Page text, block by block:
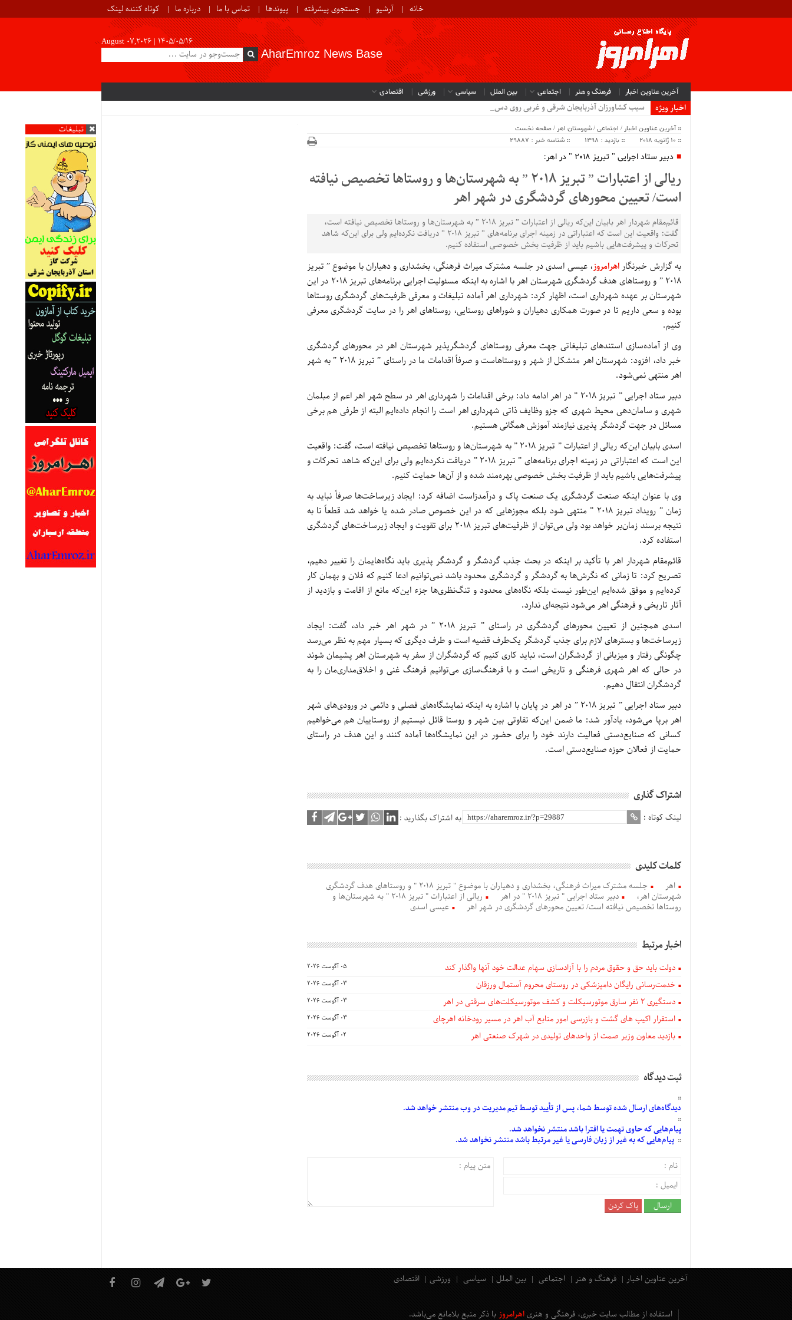
خانه آرشیو جستجوی پیشرفته پیوندها تماس با ما درباره ما کوتاه کننده لینک
August 07,2026 | ۱۴۰۵/۰۵/۱۶
AharEmroz News Base
آخرین عناوین اخبار فرهنگ و هنر اجتماعی بین الملل سیاسی ورزشی اقتصادی
اخبار ویژه
سیب کشاورزان آذربایجان شرقی و غربی روی دست کشاورز_
تبلیغات
آخرین عناوین اخبار / اجتماعی/شهرستان اهر /صفحه نخست
10 ژانویه 2018
بازدید : 1398 شناسه خبر : 29887
دبیر ستاد اجرایی " تبریز 2018 " در اهر:
ریالی از اعتبارات ” تبریز 2018 ” به شهرستان‌ها و روستاها تخصیص نیافته
است/ تعیین محورهای گردشگری در شهر اهر
قائم‌مقام شهردار اهر بابیان این‌که ریالی از اعتبارات ” تبریز 2018 ” به شهرستان‌ها و روستاها تخصیص نیافته است،
گفت: واقعیت این است که اعتباراتی در زمینه اجرای برنامه‌های ” تبریز 2018 ” دریافت نکرده‌ایم ولی برای این‌که شاهد
تحرکات و پیشرفت‌هایی باشیم باید از ظرفیت بخش خصوصی استفاده کنیم.
به گزارش خبرنگار اهرامروز، عیسی اسدی در جلسه مشترک میراث فرهنگی، بخشداری و دهیاران با موضوع ” تبریز
2018 ” و روستاهای هدف گردشگری شهرستان اهر با اشاره به اینکه مسئولیت اجرایی برنامه‌های تبریز 2018 در این
شهرستان بر عهده شهرداری است، اظهار کرد: شهرداری اهر آماده تبلیغات و معرفی ظرفیت‌های گردشگری روستاها
بوده و سعی داریم تا در صورت همکاری دهیاران و شوراهای روستایی، روستاهای اهر را در سایت گردشگری معرفی
کنیم.
وی از آماده‌سازی استندهای تبلیغاتی جهت معرفی روستاهای گردشگرپذیر شهرستان اهر در محورهای گردشگری
خبر داد، افزود: شهرستان اهر متشکل از شهر و روستاهاست و صرفاً اقدامات ما در راستای ” تبریز 2018 ” به شهر
اهر منتهی نمی‌شود.
دبیر ستاد اجرایی ” تبریز 2018 ” در اهر ادامه داد: برخی اقدامات را شهرداری اهر در سطح شهر اهر اعم از مبلمان
شهری و سامان‌دهی محیط شهری که جزو وظایف ذاتی شهرداری اهر است را انجام داده‌ایم البته از طرفی هم برخی
مسائل در جهت گردشگر پذیری نیازمند آموزش همگانی هستیم.
اسدی بابیان این‌که ریالی از اعتبارات ” تبریز 2018 ” به شهرستان‌ها و روستاها تخصیص نیافته است، گفت: واقعیت
این است که اعتباراتی در زمینه اجرای برنامه‌های ” تبریز 2018 ” دریافت نکرده‌ایم ولی برای این‌که شاهد تحرکات و
پیشرفت‌هایی باشیم باید از ظرفیت بخش خصوصی بهره‌مند شده و از آن‌ها حمایت کنیم.
وی با عنوان اینکه صنعت گردشگری یک صنعت پاک و درآمدزاست اضافه کرد: ایجاد زیرساخت‌ها صرفاً نباید به
زمان ” رویداد تبریز 2018 ” منتهی شود بلکه مجوزهایی که در این خصوص صادر شده یا خواهد شد قطعاً تا به
نتیجه برسند زمان‌بر خواهد بود ولی می‌توان از ظرفیت‌های تبریز 2018 برای تقویت و ایجاد زیرساخت‌های گردشگری
استفاده کرد.
قائم‌مقام شهردار اهر با تأکید بر اینکه در بحث جذب گردشگر و گردشگر پذیری باید نگاه‌هایمان را تغییر دهیم،
تصریح کرد: تا زمانی که نگرش‌ها به گردشگر و گردشگری محدود باشد نمی‌توانیم ادعا کنیم که فلان و بهمان کار
کرده‌ایم و موفق شده‌ایم این‌طور نیست بلکه نگاه‌های محدود و تنگ‌نظری‌ها جزء این‌که مانع از اقامت و بازدید از
آثار تاریخی و فرهنگی اهر می‌شود نتیجه‌ای ندارد.
اسدی همچنین از تعیین محورهای گردشگری در راستای ” تبریز 2018 ” در شهر اهر خبر داد، گفت: ایجاد
زیرساخت‌ها و بسترهای لازم برای جذب گردشگر یک‌طرف قضیه است و طرف دیگری که بسیار مهم به نظر می‌رسد
چگونگی رفتار و میزبانی از گردشگران است، نباید کاری کنیم که گردشگران از سفر به شهرستان اهر پشیمان شوند
در حالی که اهر شهری فرهنگی و تاریخی است و با فرهنگ‌سازی می‌توانیم فرهنگ غنی و اخلاق‌مداری‌مان را به
گردشگران انتقال دهیم.
دبیر ستاد اجرایی ” تبریز 2018 ” در اهر در پایان با اشاره به اینکه نمایشگاه‌های فصلی و دائمی در ورودی‌های شهر
اهر برپا می‌شود، یادآور شد: ما ضمن این‌که تفاوتی بین شهر و روستا قائل نیستیم از روستاییان هم می‌خواهیم
کسانی که صنایع‌دستی فعالیت دارند خود را برای حضور در این نمایشگاه‌ها آماده کنند و این هدف در راستای
حمایت از فعالان حوزه صنایع‌دستی است.
اشتراک گذاری
لینک کوتاه : به اشتراک بگذارید :
کلمات کلیدی
اهر
جلسه مشترک میراث فرهنگی، بخشداری و دهیاران با موضوع " تبریز 2018 " و روستاهای هدف گردشگری
شهرستان اهر،
دبیر ستاد اجرایی " تبریز 2018 " در اهر
ریالی از اعتبارات " تبریز 2018 " به شهرستان‌ها و
روستاها تخصیص نیافته است/ تعیین محورهای گردشگری در شهر اهر
عیسی اسدی
اخبار مرتبط
دولت باید حق و حقوق مردم را با آزادسازی سهام عدالت خود آنها واگذار کند 05 آگوست 2026
خدمت‌رسانی رایگان دامپزشکی در روستای محروم آستمال ورزقان 03 آگوست 2026
دستگيری ۲ نفر سارق موتورسیکلت و کشف موتورسیکلت‌های سرقتی در اهر 03 آگوست 2026
استقرار اکیپ های گشت و بازرسی امور منابع آب اهر در مسیر رودخانه اهرچای 03 آگوست 2026
بازدید معاون وزیر صمت از واحدهای تولیدی در شهرک صنعتی اهر 02 آگوست 2026
ثبت دیدگاه
دیدگاه‌هایارسالشدهتوسط شما، پس از تأییدتوسط تیم مدیریت در وب منتشر خواهد شد.
پیام‌هاییکه حاوی تهمت یا افترا باشد منتشر نخواهد شد.
پیام‌هاییکه به غیر از زبان فارسی یا غیر مرتبط باشد منتشر نخواهد شد.
آخرین عناوین اخبار فرهنگ و هنر اجتماعی بین الملل سیاسی ورزشی اقتصادی
استفاده از مطالب سایت خبری، فرهنگی و هنری اهرامروز با ذکر منبع بلامانع می‌باشد.